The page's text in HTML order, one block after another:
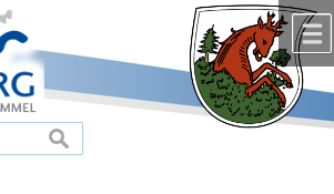
oder
springen.
suchen